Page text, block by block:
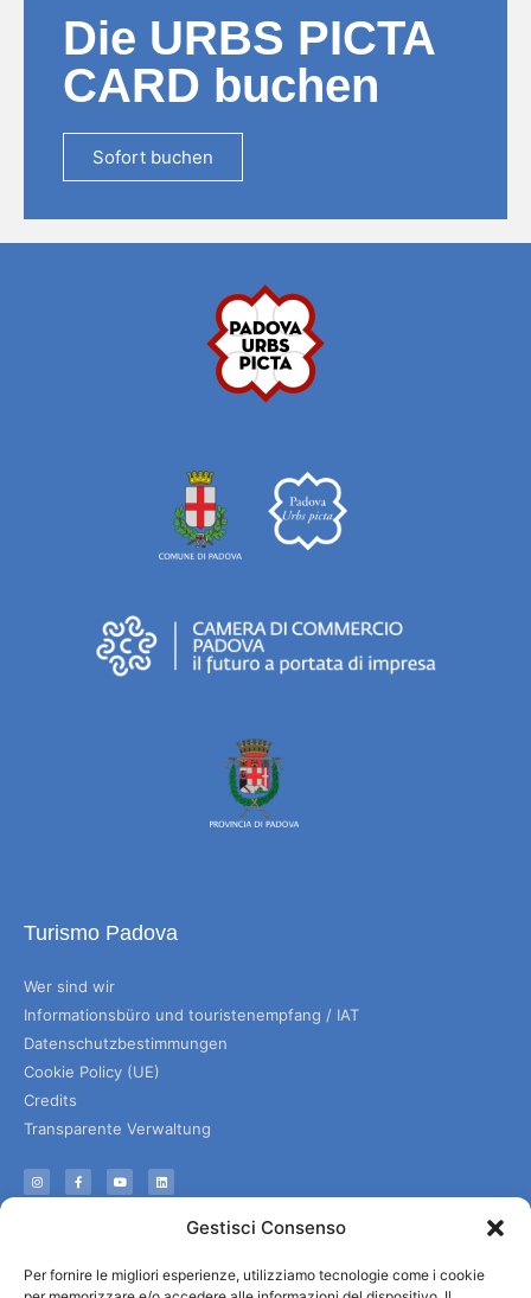
Gestisci Consenso
Per fornire le migliori esperienze, utilizziamo tecnologie come i cookie
Die URBS PICTA
CARD buchen
Sofort buchen
Turismo Padova
Wer sind wir
Informationsbüro und touristenempfang / IAT
Datenschutzbestimmungen
Cookie Policy (UE)
Credits
Transparente Verwaltung
Nützliche Dienstleistungen